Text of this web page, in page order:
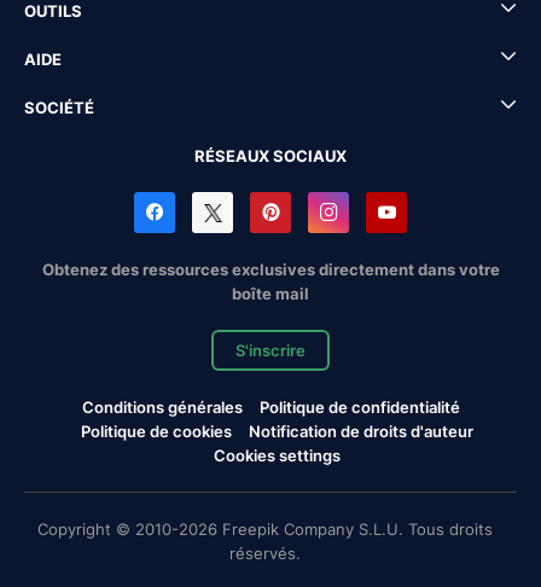
OUTILS
AIDE
SOCIÉTÉ
RÉSEAUX SOCIAUX
Obtenez des ressources exclusives directement dans votre
boîte mail
S'inscrire
Conditions générales
Politique de confidentialité
Politique de cookies
Notification de droits d'auteur
Cookies settings
Copyright © 2010-2026 Freepik Company S.L.U. Tous droits
réservés.